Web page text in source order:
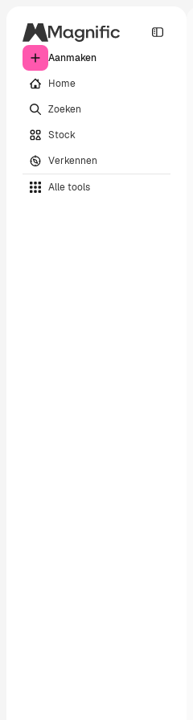
Aanmaken
Home
Zoeken
Stock
Verkennen
Alle tools